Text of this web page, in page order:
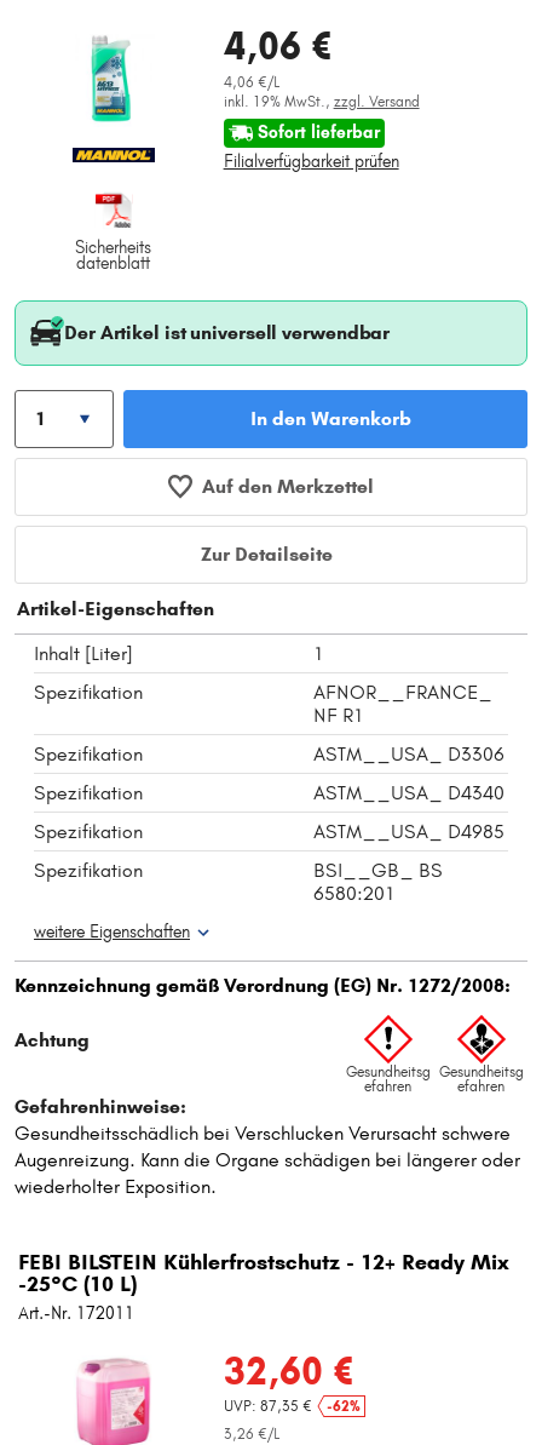
Sicherheits
datenblatt
4,06 €
4,06 €/L
inkl. 19% MwSt., zzgl. Versand
Sofort lieferbar
Filialverfügbarkeit prüfen
Der Artikel ist universell verwendbar
In den Warenkorb
Auf den Merkzettel
Zur Detailseite
Artikel-Eigenschaften
Inhalt [Liter]
1
Spezifikation
AFNOR__FRANCE_
NF R1
Spezifikation
ASTM__USA_ D3306
Spezifikation
ASTM__USA_ D4340
Spezifikation
ASTM__USA_ D4985
Spezifikation
BSI__GB_ BS
6580:201
weitere Eigenschaften
FEBI BILSTEIN Kühlerfrostschutz - 12+ Ready Mix
-25°C (10 L)
Art.-Nr. 172011
32,60 €
UVP: 87,35 €
-62%
3,26 €/L